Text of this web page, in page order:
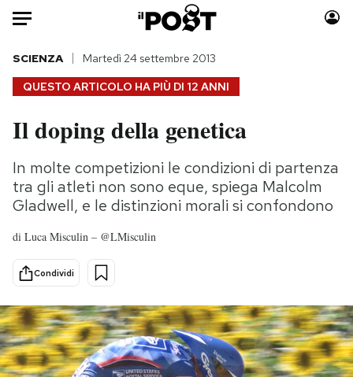
Auto
HOME
Italia
Politica
Tecnologia
Scienza
Cultura
Economia
Sport
Moda
Consumismi
Storie/Idee
Mondiali calcio 2026
QUESTO ARTICOLO HA PIÙ DI 12 ANNI
SCIENZA Martedì 24 settembre 2013
Il doping della genetica
In molte competizioni le condizioni di partenza
tra gli atleti non sono eque, spiega Malcolm
Gladwell, e le distinzioni morali si confondono
di Luca Misculin – @LMisculin
Condividi